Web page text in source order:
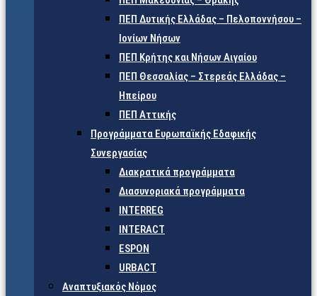
ΠΕΠ Δυτικής Ελλάδας – Πελοποννήσου –
Ιονίων Νήσων
ΠΕΠ Κρήτης και Νήσων Αιγαίου
ΠΕΠ Θεσσαλίας – Στερεάς Ελλάδας –
Ηπείρου
ΠΕΠ Αττικής
Προγράμματα Ευρωπαϊκής Εδαφικής
Συνεργασίας
Διακρατικά προγράμματα
Διασυνοριακά προγράμματα
INTERREG
INTERACT
ESPON
URBACT
Αναπτυξιακός Νόμος